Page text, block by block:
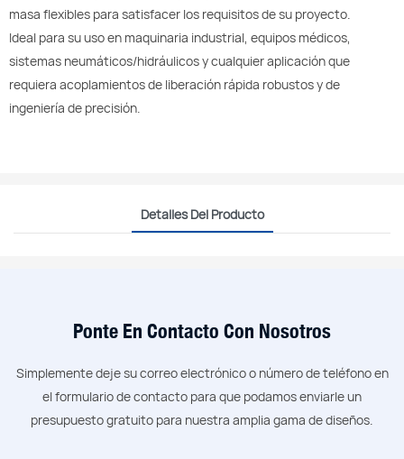
masa flexibles para satisfacer los requisitos de su proyecto.
Ideal para su uso en maquinaria industrial, equipos médicos,
sistemas neumáticos/hidráulicos y cualquier aplicación que
requiera acoplamientos de liberación rápida robustos y de
ingeniería de precisión.
Detalles Del Producto
Ponte En Contacto Con Nosotros
Simplemente deje su correo electrónico o número de teléfono en
el formulario de contacto para que podamos enviarle un
presupuesto gratuito para nuestra amplia gama de diseños.